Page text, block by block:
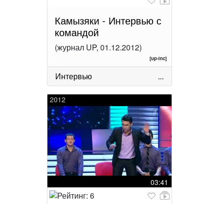
Камызяки - Интервью с
командой
(журнал UP, 01.12.2012)
[up-inc]
Интервью ...
2012
03:41